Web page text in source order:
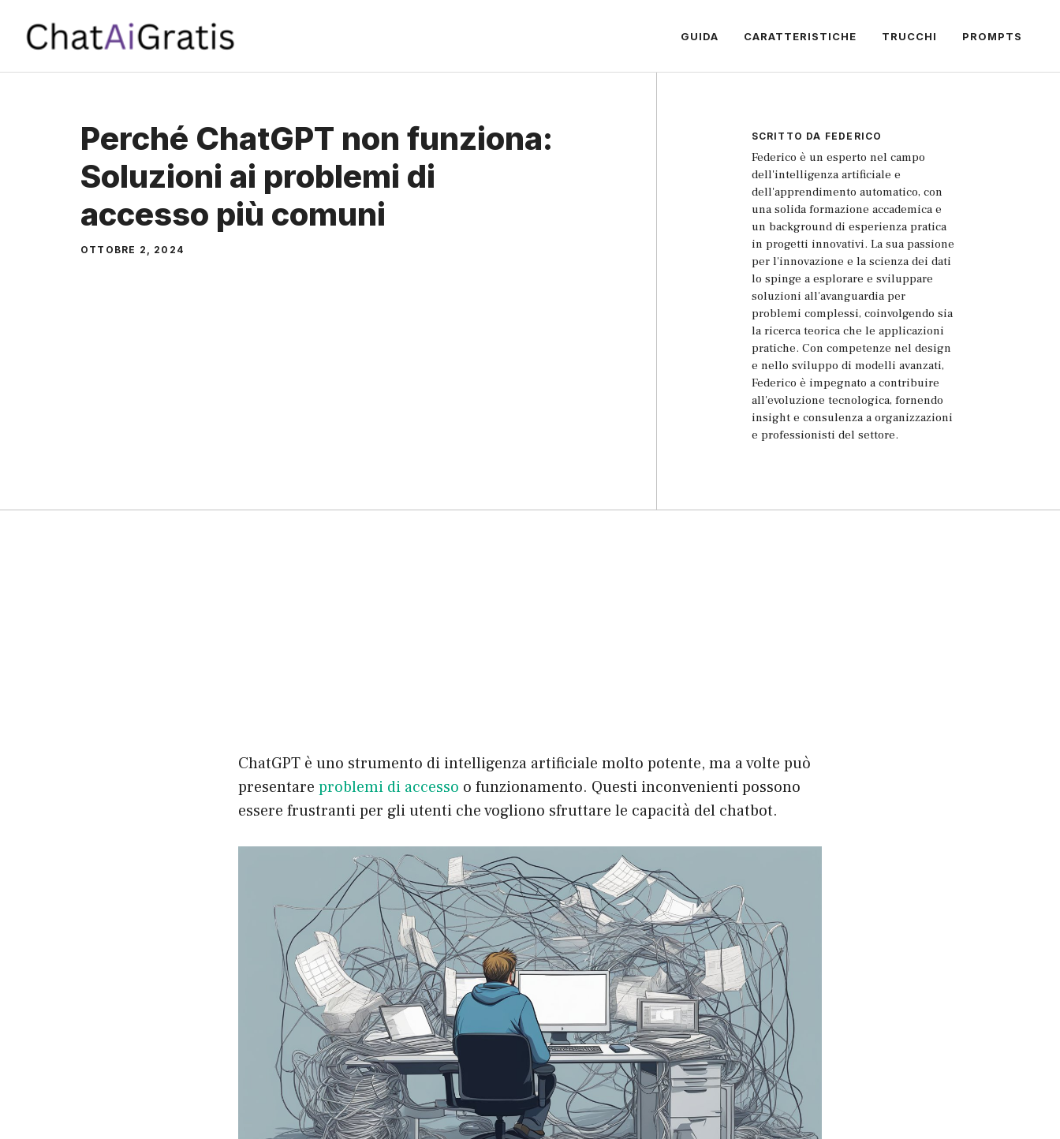
GUIDA CARATTERISTICHE TRUCCHI PROMPTS
Perché ChatGPT non funziona:
Soluzioni ai problemi di
accesso più comuni
OTTOBRE 2, 2024
SCRITTO DA FEDERICO
Federico è un esperto nel campo
dell'intelligenza artificiale e
dell'apprendimento automatico, con
una solida formazione accademica e
un background di esperienza pratica
in progetti innovativi. La sua passione
per l'innovazione e la scienza dei dati
lo spinge a esplorare e sviluppare
soluzioni all'avanguardia per
problemi complessi, coinvolgendo sia
la ricerca teorica che le applicazioni
pratiche. Con competenze nel design
e nello sviluppo di modelli avanzati,
Federico è impegnato a contribuire
all'evoluzione tecnologica, fornendo
insight e consulenza a organizzazioni
e professionisti del settore.
ChatGPT è uno strumento di intelligenza artificiale molto potente, ma a volte può
presentare problemi di accesso o funzionamento. Questi inconvenienti possono
essere frustranti per gli utenti che vogliono sfruttare le capacità del chatbot.